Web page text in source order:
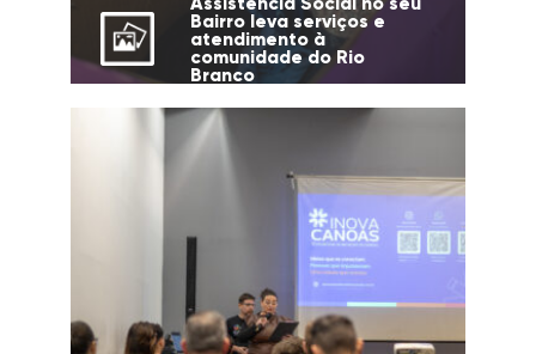
Bairro leva serviços e
atendimento à
comunidade do Rio
Branco